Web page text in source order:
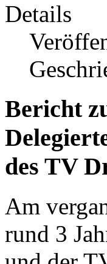
Details
Bericht
des TV
Am
rund 3